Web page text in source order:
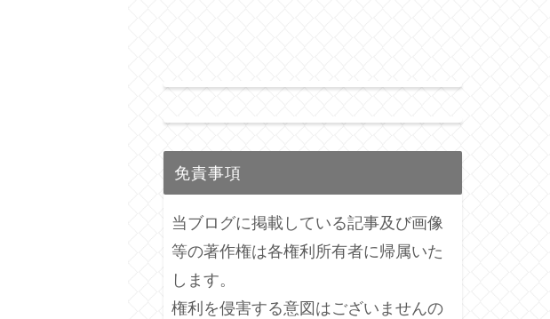
免責事項
当ブログに掲載している記事及び画像
等の著作権は各権利所有者に帰属いた
します。
権利を侵害する意図はございませんの